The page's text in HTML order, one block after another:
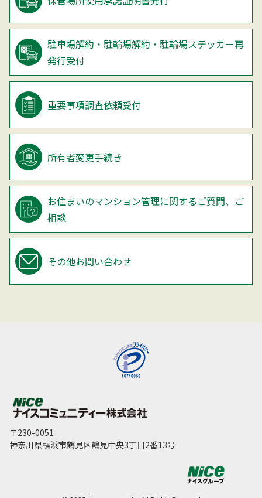
駐車場解約・駐輪場解約・ 駐輪場ステッカー再
発行受付
重要事項調査依頼受付
所有者変更手続き
お住まいのマンション管理に関するご質問、ご
相談
その他お問い合わせ
〒230-0051
神奈川県横浜市鶴見区鶴見中央3丁目2番13号